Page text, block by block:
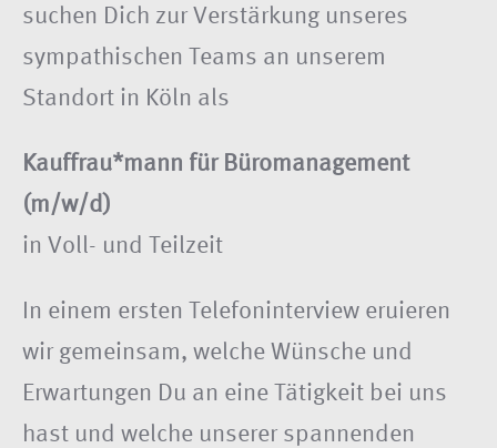
suchen Dich zur Verstärkung unseres
sympathischen Teams an unserem
Standort in Köln als
Kauffrau*mann für Büromanagement
(m/w/d)
in Voll- und Teilzeit
In einem ersten Telefoninterview eruieren
wir gemeinsam, welche Wünsche und
Erwartungen Du an eine Tätigkeit bei uns
hast und welche unserer spannenden